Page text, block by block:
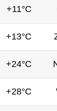
+11°C
+13°C
+24°C
+28°C